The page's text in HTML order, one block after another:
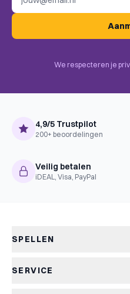
Mechanics
We respecteren je
4,9/5 Trustpilot
200+ beoordelingen
Veilig betalen
iDEAL, Visa, PayPal
SPELLEN
Nieuwe spellen
SERVICE